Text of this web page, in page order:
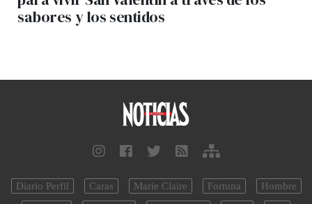
sabores y los sentidos
Diario Perfil Caras Marie Claire Fortuna
Hombre